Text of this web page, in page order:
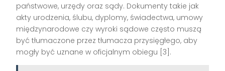
państwowe, urzędy oraz sądy. Dokumenty takie jak
akty urodzenia, ślubu, dyplomy, świadectwa, umowy
międzynarodowe czy wyroki sądowe często muszą
być tłumaczone przez tłumacza przysięgłego, aby
mogły być uznane w oficjalnym obiegu [3].